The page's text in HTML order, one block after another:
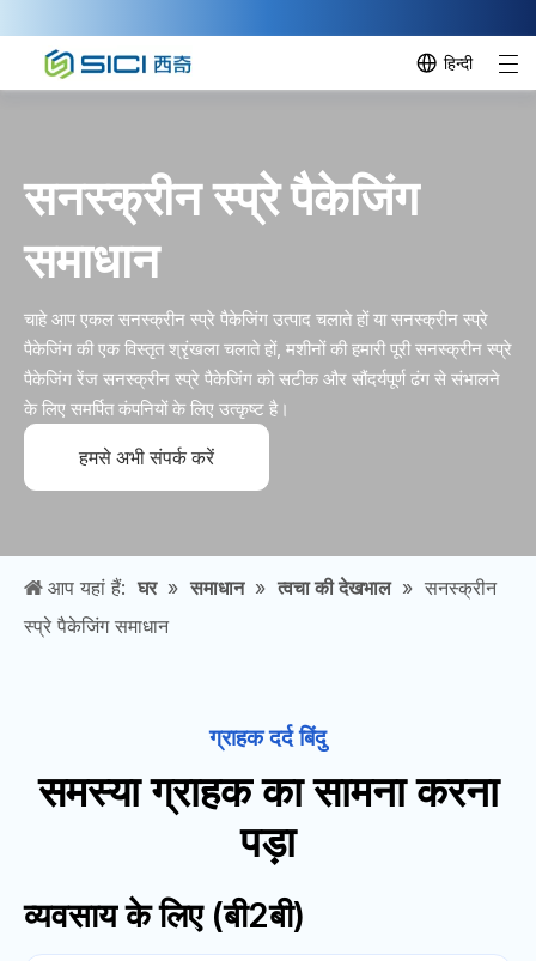
हिन्दी
सनस्क्रीन स्प्रे पैकेजिंग
समाधान
चाहे आप एकल सनस्क्रीन स्प्रे पैकेजिंग उत्पाद चलाते हों या सनस्क्रीन स्प्रे
पैकेजिंग की एक विस्तृत श्रृंखला चलाते हों, मशीनों की हमारी पूरी सनस्क्रीन स्प्रे
पैकेजिंग रेंज सनस्क्रीन स्प्रे पैकेजिंग को सटीक और सौंदर्यपूर्ण ढंग से संभालने
के लिए समर्पित कंपनियों के लिए उत्कृष्ट है।
हमसे अभी संपर्क करें
आप यहां हैं: घर » समाधान » त्वचा की देखभाल » सनस्क्रीन
स्प्रे पैकेजिंग समाधान
ग्राहक दर्द बिंदु
समस्या ग्राहक का सामना करना
पड़ा
व्यवसाय के लिए (बी2बी)